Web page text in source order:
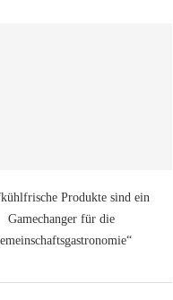
Produkte sind ein
Gamechanger für die